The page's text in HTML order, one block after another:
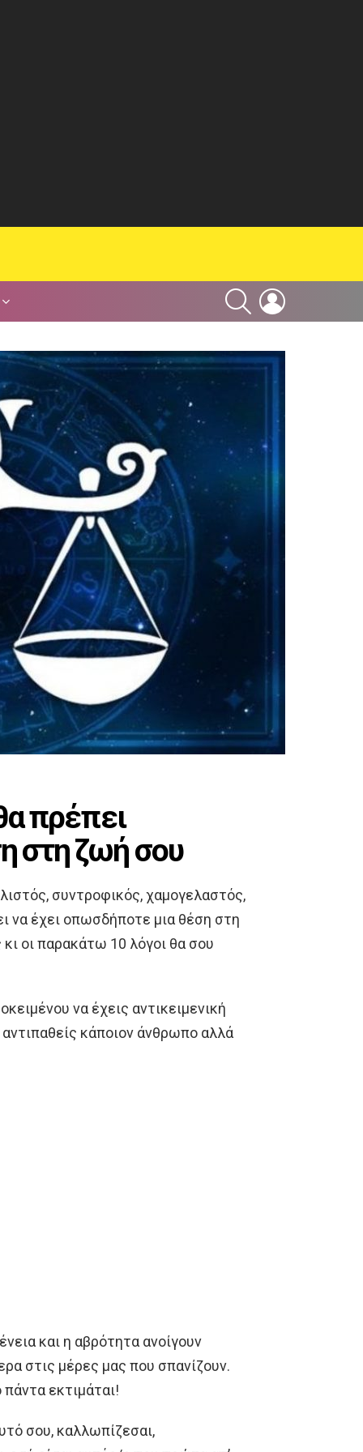
SEARCH
πρέπει
στη ζωή σου
συντροφικός, χαμογελαστός,
να έχει οπωσδήποτε μια θέση στη
οι παρακάτω 10 λόγοι θα σου
να έχεις αντικειμενική
κάποιον άνθρωπο αλλά
και η αβρότητα ανοίγουν
στις μέρες μας που σπανίζουν.
εκτιμάται!
σου, καλλωπίζεσαι,